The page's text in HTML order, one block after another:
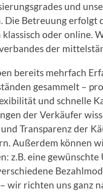
und
Die Betreuung erfolgt
klassisch oder online.
der
bereits mehrfach
gesammelt –
und schnelle
der Verkäufer
Transparenz der
Außerdem können
z.B. eine
– wir richten uns ganz